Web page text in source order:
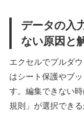
データの入
ない原因と
エクセルでプルダ
はシート保護やブ
す。編集できない
規則」が選択でき